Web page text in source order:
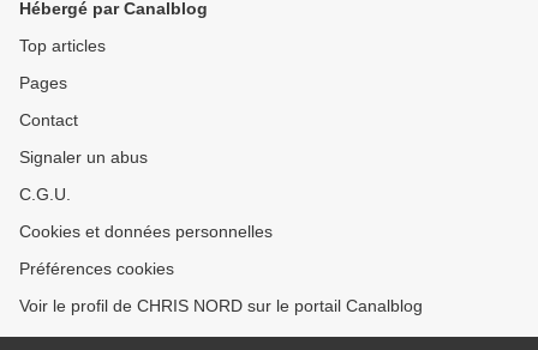
Hébergé par Canalblog
Top articles
Pages
Contact
Signaler un abus
C.G.U.
Cookies et données personnelles
Préférences cookies
Voir le profil de CHRIS NORD sur le portail Canalblog